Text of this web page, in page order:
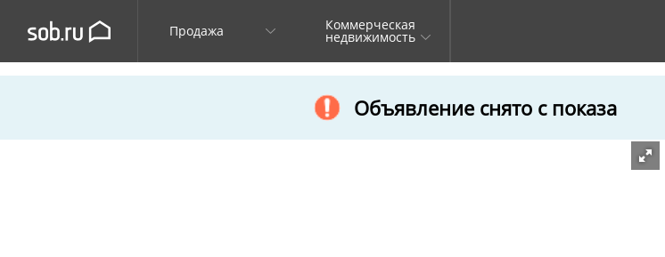
Продажа Коммерческая
недвижимость
Объявление снято с показа